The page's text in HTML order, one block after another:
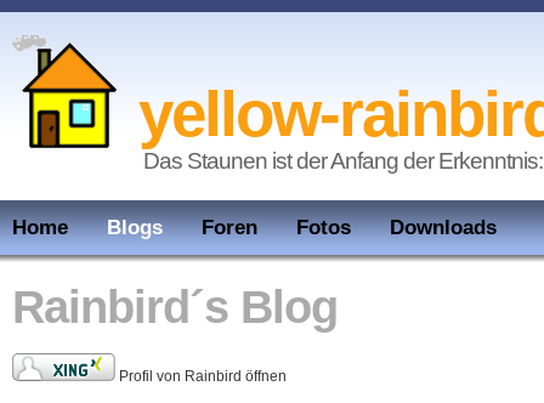
yellow-
Das Staunen ist der Anfang der
Home Blogs Foren Fotos Downloads
Rainbird´s Blog
Profil von Rainbird öffnen